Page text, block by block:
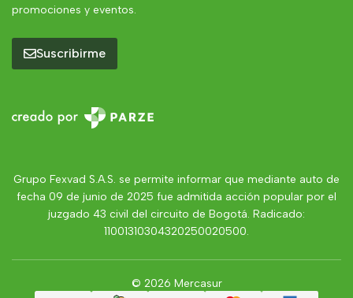
promociones y eventos.
Suscribirme
Grupo Fexvad S.A.S. se permite informar que mediante auto de
fecha 09 de junio de 2025 fue admitida acción popular por el
juzgado 43 civil del circuito de Bogotá. Radicado:
11001310304320250020500.
© 2026 Mercasur